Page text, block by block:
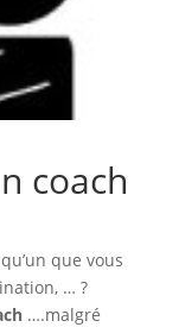
coach
que vous
… ?
….malgré